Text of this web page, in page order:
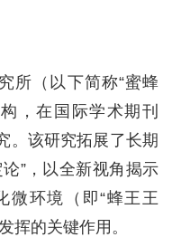
所（以下简称“蜜蜂
，在国际学术期刊
。该研究拓展了长期
”，以全新视角揭示
微环境（即“蜂王王
挥的关键作用。